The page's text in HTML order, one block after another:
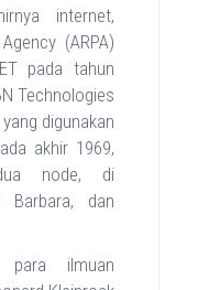
internet,
(ARPA)
pada tahun
Technologies
digunakan
akhir 1969,
dua node, di
Barbara, dan
para ilmuan